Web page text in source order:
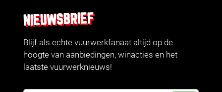
NIEUWSBRIEF
Blijf als echte vuurwerkfanaat altijd op de
hoogte van aanbiedingen, winacties en het
laatste vuurwerknieuws!